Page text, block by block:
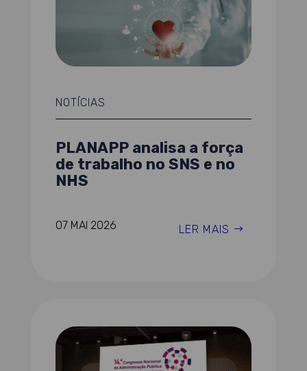
NOTÍCIAS
PLANAPP analisa a força
de trabalho no SNS e no
NHS
07 MAI 2026 LER MAIS